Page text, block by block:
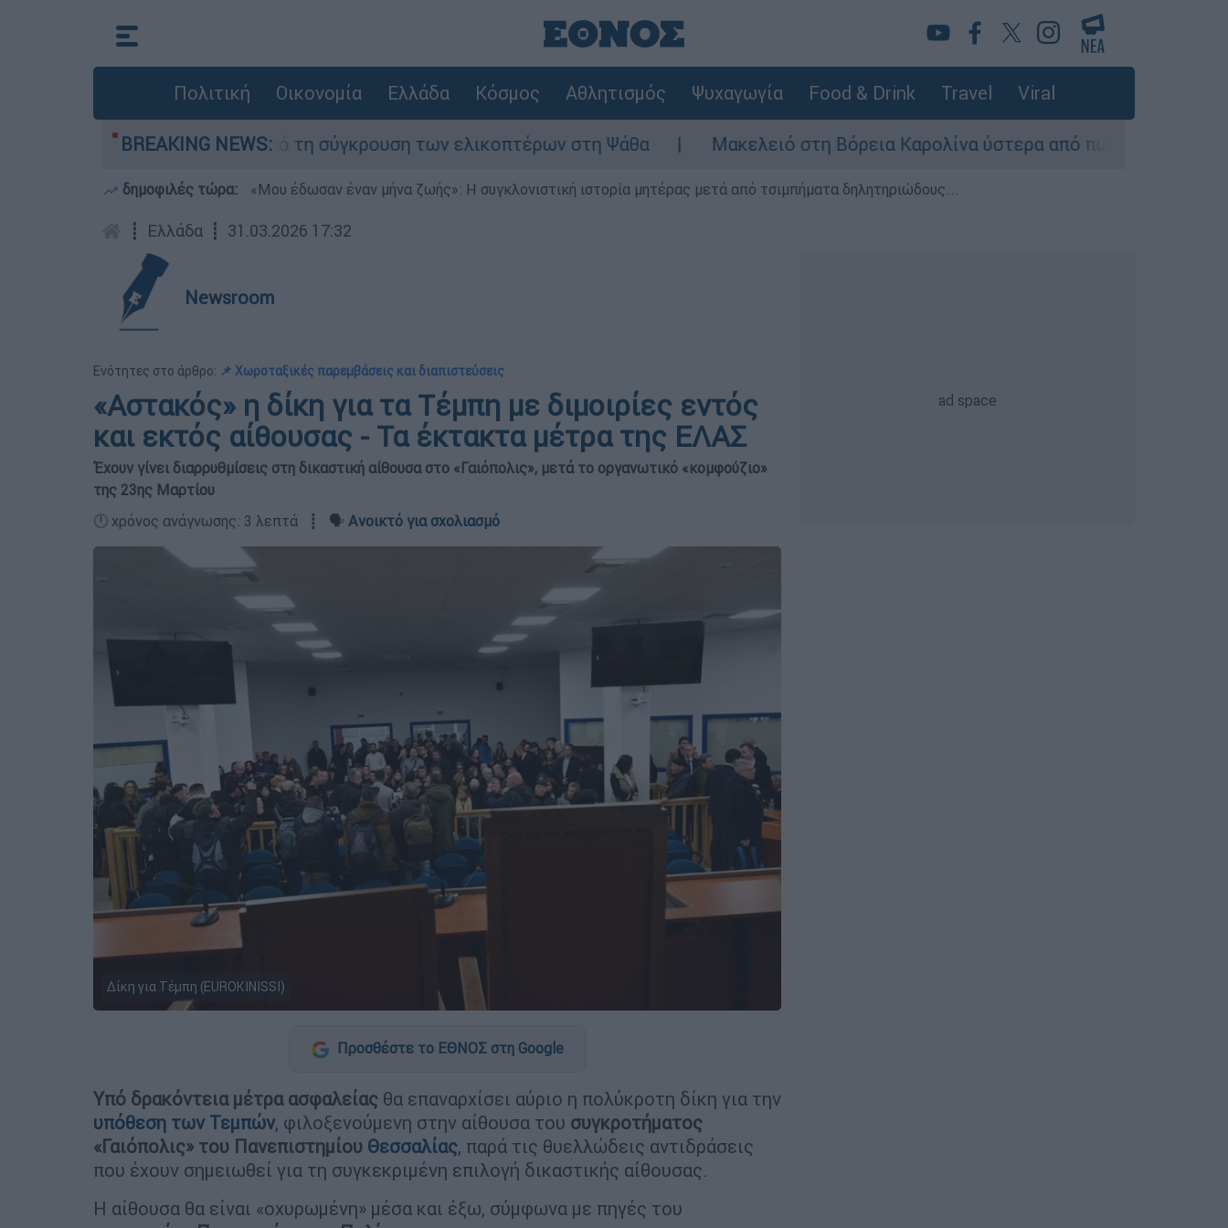
Πολιτική Οικονομία Ελλάδα Κόσμος Αθλητισμός Ψυχαγωγία Food & Drink Travel Viral
BREAKING NEWS:
δύο τραυματίες από τη σύγκρουση των ελικοπτέρων στη Ψάθα Μακελειό στη Βόρεια Καρολίνα ύστερα από πυροβολισμούς: Νεκροί και
δημοφιλές τώρα: «Μου έδωσαν έναν μήνα ζωής»: Η συγκλονιστική ιστορία μητέρας μετά από τσιμπήματα δηλητηριώδους...
┋ Ελλάδα ┋ 31.03.2026 17:32
Newsroom
Ενότητες στο άρθρο: 📌 Χωροταξικές παρεμβάσεις και διαπιστεύσεις
«Αστακός» η δίκη για τα Τέμπη με διμοιρίες εντός
και εκτός αίθουσας - Τα έκτακτα μέτρα της ΕΛΑΣ
Έχουν γίνει διαρρυθμίσεις στη δικαστική αίθουσα στο «Γαιόπολις», μετά το οργανωτικό «κομφούζιο»
της 23ης Μαρτίου
🕛 χρόνος ανάγνωσης: 3 λεπτά ┋ 🗣️ Ανοικτό για σχολιασμό
Δίκη για Τέμπη (EUROKINISSI)
Προσθέστε το ΕΘΝΟΣ στη Google
Υπό δρακόντεια μέτρα ασφαλείας θα επαναρχίσει αύριο η πολύκροτη δίκη για την
υπόθεση των Τεμπών, φιλοξενούμενη στην αίθουσα του συγκροτήματος
«Γαιόπολις» του Πανεπιστημίου Θεσσαλίας, παρά τις θυελλώδεις αντιδράσεις
που έχουν σημειωθεί για τη συγκεκριμένη επιλογή δικαστικής αίθουσας.
Η αίθουσα θα είναι «οχυρωμένη» μέσα και έξω, σύμφωνα με πηγές του